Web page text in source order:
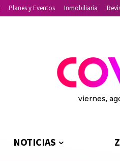
Planes y Eventos Inmobiliaria
viernes,
NOTICIAS